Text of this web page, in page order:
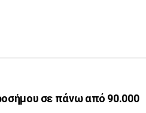
σε πάνω από 90.000